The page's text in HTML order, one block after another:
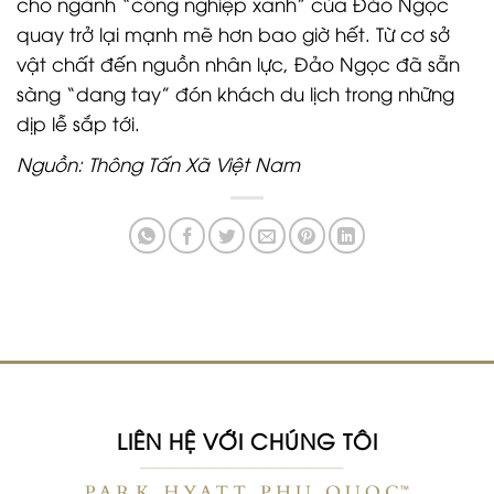
quay trở lại mạnh mẽ hơn bao giờ hết. Từ cơ sở
vật chất đến nguồn nhân lực, Đảo Ngọc đã sẵn
sàng “dang tay” đón khách du lịch trong những
dịp lễ sắp tới.
Nguồn: Thông Tấn Xã Việt Nam
LIÊN HỆ VỚI CHÚNG TÔI